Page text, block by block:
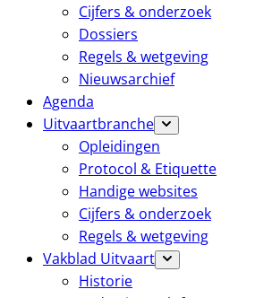
Cijfers & onderzoek
Dossiers
Regels & wetgeving
Nieuwsarchief
Agenda
Uitvaartbranche
Opleidingen
Protocol & Etiquette
Handige websites
Cijfers & onderzoek
Regels & wetgeving
Vakblad Uitvaart
Historie